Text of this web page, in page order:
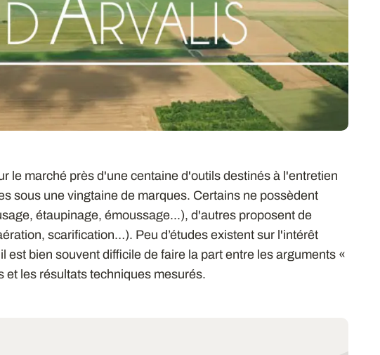
le marché près d'une centaine d'outils destinés à l'entretien
sous une vingtaine de marques. Certains ne possèdent
étaupinage, émoussage...), d'autres proposent de
scarification…). Peu d’études existent sur l'intérêt
est bien souvent difficile de faire la part entre les arguments «
et les résultats techniques mesurés.